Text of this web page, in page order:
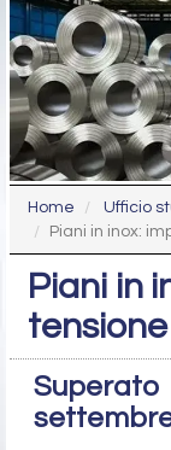
Home
Ufficio
Piani in inox:
Piani in
tensione